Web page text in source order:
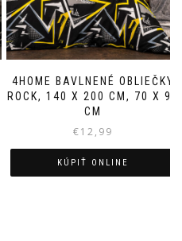
4HOME BAVLNENÉ OBLIEČKY
ROCK, 140 X 200 CM, 70 X 90
CM
€12,99
KÚPIŤ ONLINE